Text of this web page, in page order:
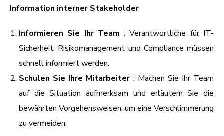
Information interner Stakeholder
Informieren Sie Ihr Team : Verantwortliche für IT-
Sicherheit, Risikomanagement und Compliance müssen
schnell informiert werden.
Schulen Sie Ihre Mitarbeiter: Machen Sie Ihr Team
auf die Situation aufmerksam und erläutern Sie die
bewährten Vorgehensweisen, um eine Verschlimmerung
zu vermeiden.